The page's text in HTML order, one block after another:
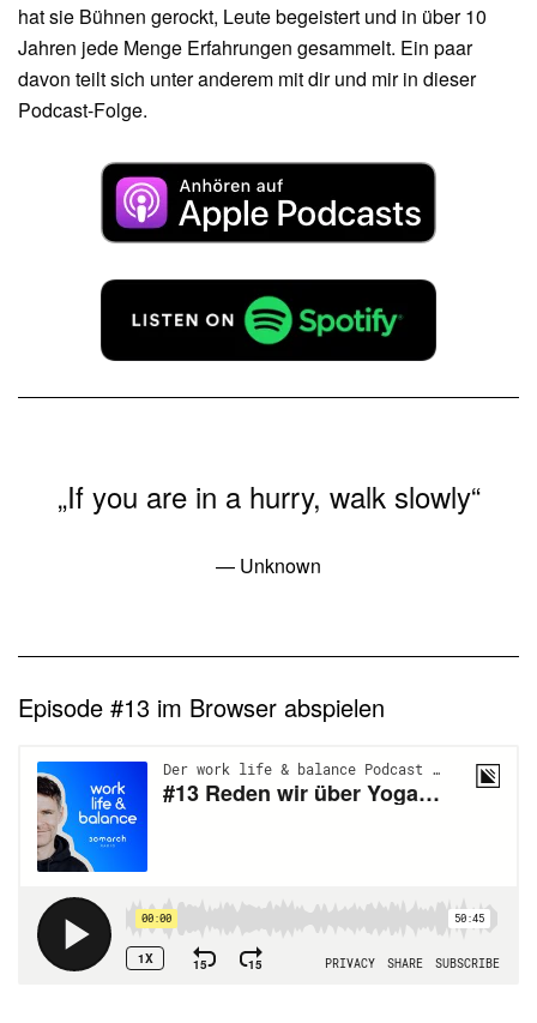
hat sie Bühnen gerockt, Leute begeistert und in über 10
Jahren jede Menge Erfahrungen gesammelt. Ein paar
davon teilt sich unter anderem mit dir und mir in dieser
Podcast-Folge.
„If you are in a hurry, walk slowly“
— Unknown
Episode #13 im Browser abspielen